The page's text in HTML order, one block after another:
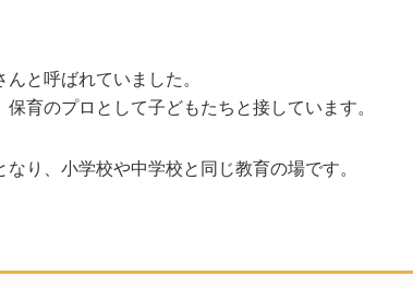
と呼ばれていました。
育のプロとして子どもたちと接しています。
り、小学校や中学校と同じ教育の場です。